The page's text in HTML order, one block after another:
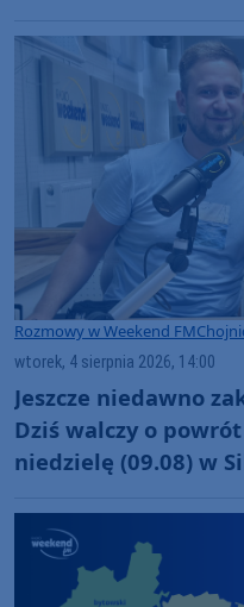
Rozmowy w Weekend FM
wtorek, 4 sierpnia 2026, 14:00
Jeszcze niedawno
Dziś walczy o
niedzielę (09.08) w
(ROZMOWA)